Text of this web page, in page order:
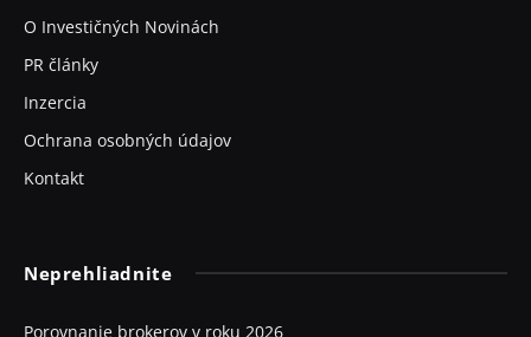
O Investičných Novinách
PR články
Inzercia
Ochrana osobných údajov
Kontakt
Neprehliadnite
Porovnanie brokerov v roku 2026